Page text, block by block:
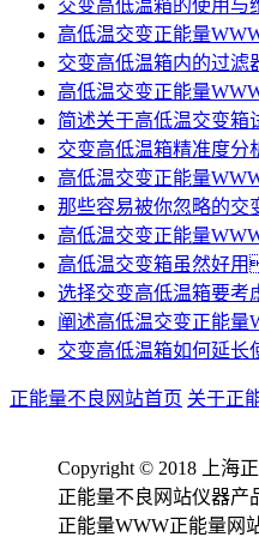
交变高低温箱的使用与
高低温交变正能量
交变高低温箱内的过滤
高低温交变正能量
简述关于高低温交变箱
交变高低温箱精准度分
高低温交变正能量
那些容易被你忽略的交
高低温交变正能量
高低温交变箱虽然好
选择交变高低温箱要考
阐述高低温交变正能量
交变高低温箱如何延长
正能量不良网站首页 关于正
Copyright © 2018 上海
正能量不良网站仪器
正能量WWW正能量网